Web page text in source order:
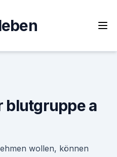
blutgruppe a
wollen, können